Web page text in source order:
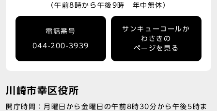
（午前8時から午後9時 年中無休）
電話番号
044-200-3939
サンキューコールか
わさきの
ページを見る
川崎市幸区役所
開庁時間：月曜日から金曜日の午前8時30分から午後5時ま